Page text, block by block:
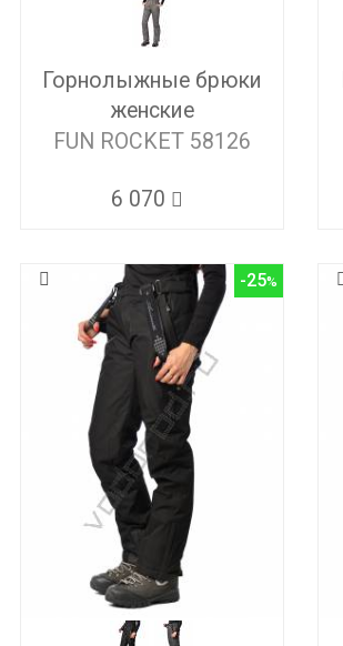
Горнолыжные брюки
женские
FUN ROCKET 58126
6 070
-25